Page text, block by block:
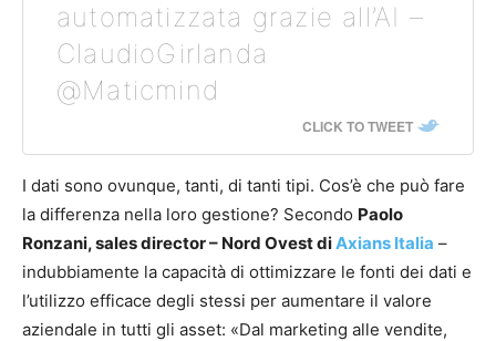
automatizzata grazie all’AI –
ClaudioGirlanda
@Maticmind
CLICK TO TWEET
I dati sono ovunque, tanti, di tanti tipi. Cos’è che può fare
la differenza nella loro gestione? Secondo Paolo
Ronzani, sales director – Nord Ovest diAxians Italia –
indubbiamente la capacità di ottimizzare le fonti dei dati e
l’utilizzo efficace degli stessi per aumentare il valore
aziendale in tutti gli asset: «Dal marketing alle vendite,